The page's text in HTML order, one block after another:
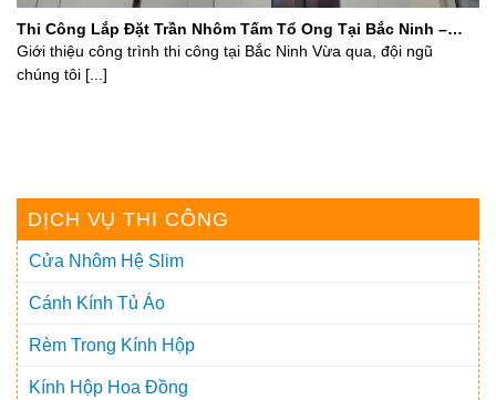
Thi Công Lắp Đặt Trần Nhôm Tấm Tổ Ong Tại Bắc Ninh –
Bền Đẹp, Hiện Đại, Giá Hợp Lý
Giới thiệu công trình thi công tại Bắc Ninh Vừa qua, đội ngũ
chúng tôi [...]
DỊCH VỤ THI CÔNG
Cửa Nhôm Hệ Slim
Cánh Kính Tủ Áo
Rèm Trong Kính Hộp
Kính Hộp Hoa Đồng